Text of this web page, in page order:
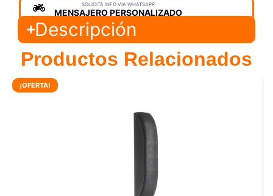
SOLICITA INFO VIA WHATSAPP
MENSAJERO PERSONALIZADO
Descripción
Productos Relacionados
¡OFERTA!